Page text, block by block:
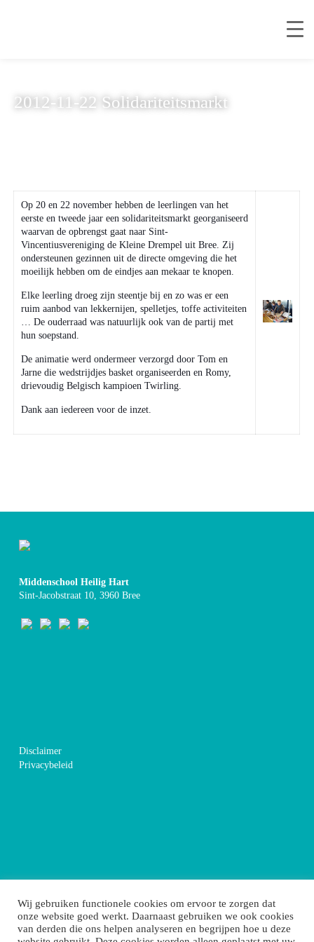
2012-11-22 Solidariteitsmarkt
Op 20 en 22 november hebben de leerlingen van het
eerste en tweede jaar een solidariteitsmarkt georganiseerd
waarvan de opbrengst gaat naar Sint-
Vincentiusvereniging de Kleine Drempel uit Bree. Zij
ondersteunen gezinnen uit de directe omgeving die het
moeilijk hebben om de eindjes aan mekaar te knopen.
Elke leerling droeg zijn steentje bij en zo was er een
ruim aanbod van lekkernijen, spelletjes, toffe activiteiten
… De ouderraad was natuurlijk ook van de partij met
hun soepstand.
De animatie werd ondermeer verzorgd door Tom en
Jarne die wedstrijdjes basket organiseerden en Romy,
drievoudig Belgisch kampioen Twirling.
Dank aan iedereen voor de inzet.
Middenschool Heilig Hart
Sint-Jacobstraat 10, 3960 Bree
Disclaimer
Privacybeleid
Wij gebruiken functionele cookies om ervoor te zorgen dat
onze website goed werkt. Daarnaast gebruiken we ook cookies
van derden die ons helpen analyseren en begrijpen hoe u deze